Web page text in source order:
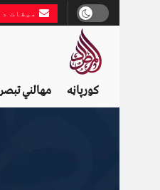
میقات
کورپاڼه مهالني